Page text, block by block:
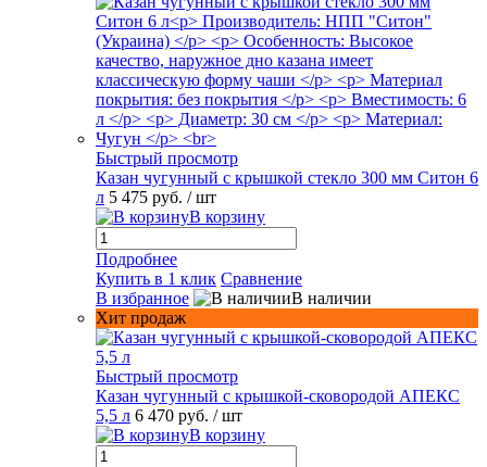
Быстрый просмотр
Казан чугунный с крышкой стекло 300 мм Ситон 6
л 5 475 руб. / шт
В корзину
Подробнее
Купить в 1 клик Сравнение
В избранное
В наличии
Хит продаж
Быстрый просмотр
Казан чугунный с крышкой-сковородой АПЕКС
5,5 л 6 470 руб. / шт
В корзину